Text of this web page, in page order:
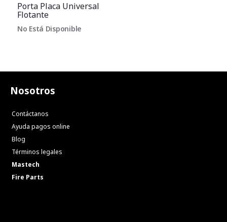
Porta Placa Universal
Flotante
No Está Disponible
Nosotros
Contáctanos
Ayuda pagos online
Blog
Términos legales
Mastech
Fire Parts